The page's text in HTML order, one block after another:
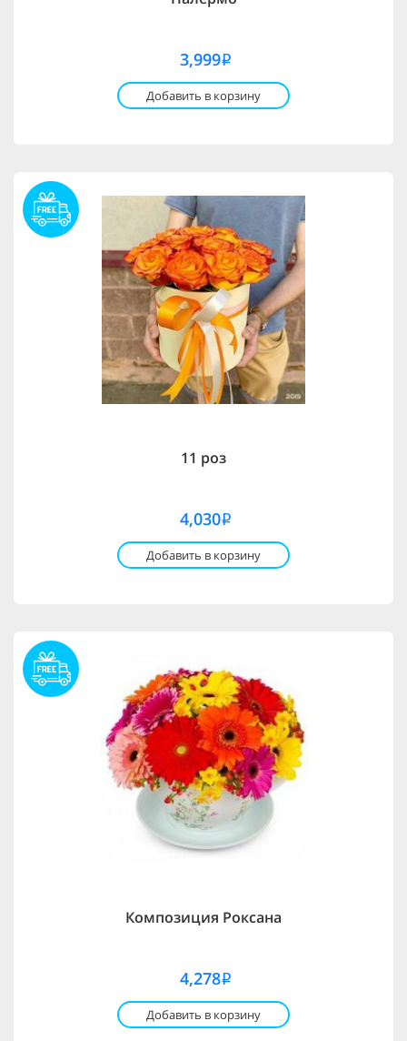
3,999i
Добавить в корзину
11 роз
4,030i
Добавить в корзину
Композиция Роксана
4,278i
Добавить в корзину